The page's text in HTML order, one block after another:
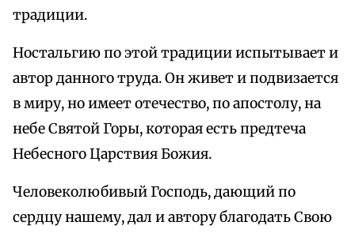
традиции.
Ностальгию по этой традиции испытывает и
автор данного труда. Он живет и подвизается
в миру, но имеет отечество, по апостолу, на
небе Святой Горы, которая есть предтеча
Небесного Царствия Божия.
Человеколюбивый Господь, дающий по
сердцу нашему, дал и автору благодать Свою